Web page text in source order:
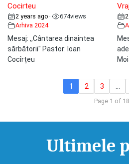
Cocirteu
2 years ago • 674views
Arhiva 2024
Mesaj: ,,Cântarea dinaintea
sărbătorii" Pastor: Ioan
Cocîrțeu
1 2 3
Page 1 of 18
Ultimele